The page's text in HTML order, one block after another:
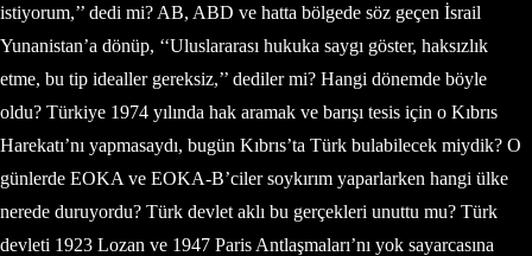
istiyorum,’’ dedi mi? AB, ABD ve hatta bölgede söz geçen İsrail
Yunanistan’a dönüp, ‘‘Uluslararası hukuka saygı göster, haksızlık
etme, bu tip idealler gereksiz,’’ dediler mi? Hangi dönemde böyle
oldu? Türkiye 1974 yılında hak aramak ve barışı tesis için o Kıbrıs
Harekatı’nı yapmasaydı, bugün Kıbrıs’ta Türk bulabilecek miydik? O
günlerde EOKA ve EOKA-B’ciler soykırım yaparlarken hangi ülke
nerede duruyordu? Türk devlet aklı bu gerçekleri unuttu mu? Türk
devleti 1923 Lozan ve 1947 Paris Antlaşmaları’nı yok sayarcasına